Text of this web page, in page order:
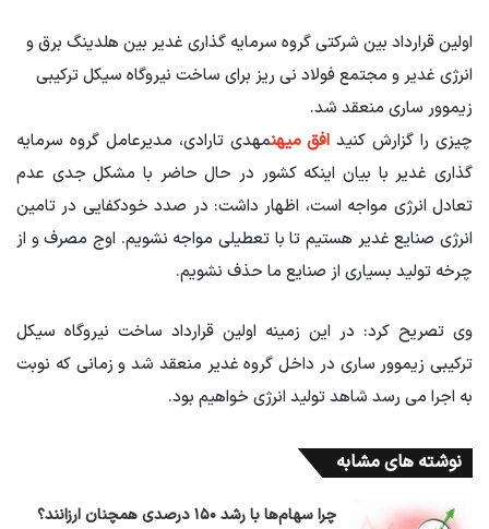
اولین قرارداد بین شرکتی گروه سرمایه گذاری غدیر بین هلدینگ برق و
انرژی غدیر و مجتمع فولاد نی ریز برای ساخت نیروگاه سیکل ترکیبی
زیموور ساری منعقد شد.
چیزی را گزارش کنید افق میهنمهدی تارادی، مدیرعامل گروه سرمایه
گذاری غدیر با بیان اینکه کشور در حال حاضر با مشکل جدی عدم
تعادل انرژی مواجه است، اظهار داشت: در صدد خودکفایی در تامین
انرژی صنایع غدیر هستیم تا با تعطیلی مواجه نشویم. اوج مصرف و از
چرخه تولید بسیاری از صنایع ما حذف نشویم.
وی تصریح کرد: در این زمینه اولین قرارداد ساخت نیروگاه سیکل
ترکیبی زیموور ساری در داخل گروه غدیر منعقد شد و زمانی که نوبت
به اجرا می رسد شاهد تولید انرژی خواهیم بود.
نوشته های مشابه
چرا سهام‌ها با رشد ۱۵۰ درصدی همچنان ارزانند؟